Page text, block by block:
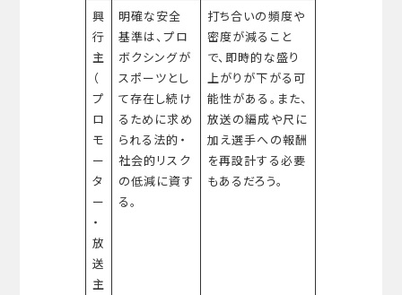
興
行
主
（
プ
ロ
モ
ー
タ
ー
・
放
送
主
明確な安全
基準は、プロ
ボクシングが
スポーツとし
て存在し続け
るために求め
られる法的・
社会的リスク
の低減に資す
る。
打ち合いの頻度や
密度が減ること
で、即時的な盛り
上がりが下がる可
能性がある。また、
放送の編成や尺に
加え選手への報酬
を再設計する必要
もあるだろう。